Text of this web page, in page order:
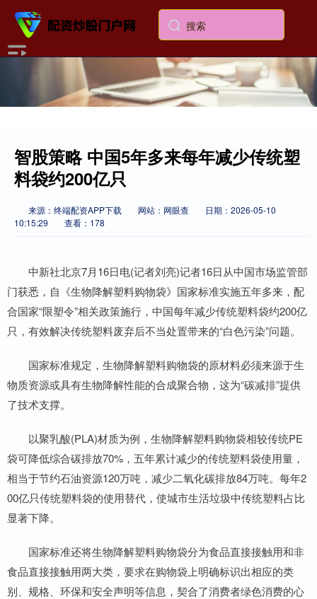
智股策略 中国5年多来每年减少传统塑
料袋约200亿只
来源：终端配资APP下载 网站：网眼查
日期：2026-05-10
10:15:29
查看：178
中新社北京7月16日电(记者刘亮)记者16日从中国市场监管部
门获悉，自《生物降解塑料购物袋》国家标准实施五年多来，配
合国家“限塑令”相关政策施行，中国每年减少传统塑料袋约200亿
只，有效解决传统塑料废弃后不当处置带来的“白色污染”问题。
国家标准规定，生物降解塑料购物袋的原材料必须来源于生
物质资源或具有生物降解性能的合成聚合物，这为“碳减排”提供
了技术支撑。
以聚乳酸(PLA)材质为例，生物降解塑料购物袋相较传统PE
袋可降低综合碳排放70%，五年累计减少的传统塑料袋使用量，
相当于节约石油资源120万吨，减少二氧化碳排放84万吨。每年2
00亿只传统塑料袋的使用替代，使城市生活垃圾中传统塑料占比
显著下降。
国家标准还将生物降解塑料购物袋分为食品直接接触用和非
食品直接接触用两大类，要求在购物袋上明确标识出相应的类
别、规格、环保和安全声明等信息，契合了消费者绿色消费的心